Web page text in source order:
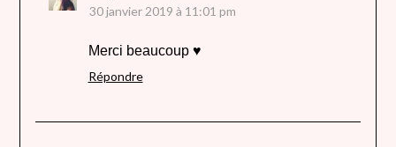
30 janvier 2019 à 11:01 pm
Merci beaucoup ♥
Répondre